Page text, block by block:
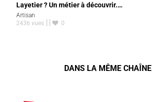
Layetier ? Un métier à découvrir.…
Artisan
2436 vues
0
DANS LA MÊME CHAÎNE